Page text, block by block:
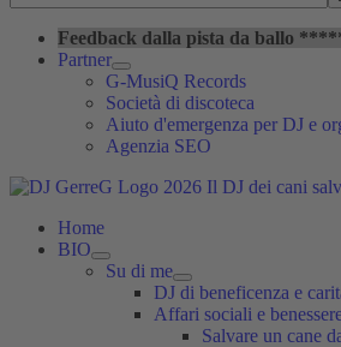
Feedback dalla pista da ballo
Partner
G-MusiQ Records
Società di discoteca
Aiuto d'emergenza per DJ e
Agenzia SEO
Home
BIO
Su di me
DJ di beneficenza e
Affari sociali e
Salvare un cane